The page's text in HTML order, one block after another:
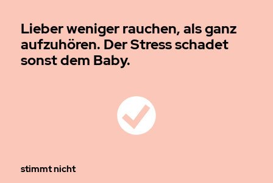
Lieber weniger rauchen, als ganz
aufzuhören. Der Stress schadet
sonst dem Baby.
stimmt nicht